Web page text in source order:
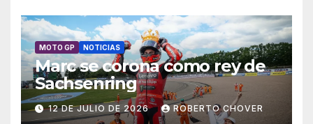
MOTO GP NOTICIAS
Marc se corona como rey de
Sachsenring
12 DE JULIO DE 2026 ROBERTO CHOVER